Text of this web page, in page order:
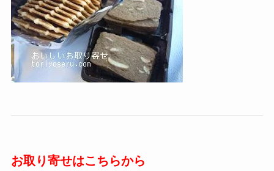
お取り寄せはこちらから